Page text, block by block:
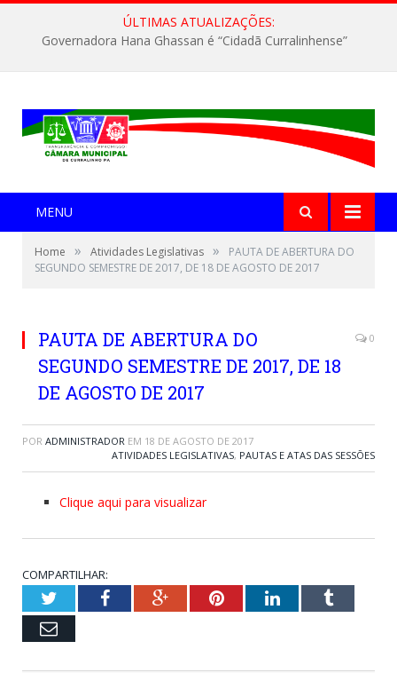
ÚLTIMAS ATUALIZAÇÕES:
Governadora Hana Ghassan é “Cidadã Curralinhense”
MENU
Home » Atividades Legislativas »
PAUTA DE ABERTURA DO
SEGUNDO SEMESTRE DE 2017, DE 18 DE AGOSTO DE 2017
PAUTA DE ABERTURA DO
SEGUNDO SEMESTRE DE 2017, DE 18
DE AGOSTO DE 2017
0
POR ADMINISTRADOR EM 18 DE AGOSTO DE 2017
ATIVIDADES LEGISLATIVAS, PAUTAS E ATAS DAS SESSÕES
Clique aqui para visualizar
COMPARTILHAR:
TwitterFacebookGoogle+PinterestLinkedInTumblr
Email